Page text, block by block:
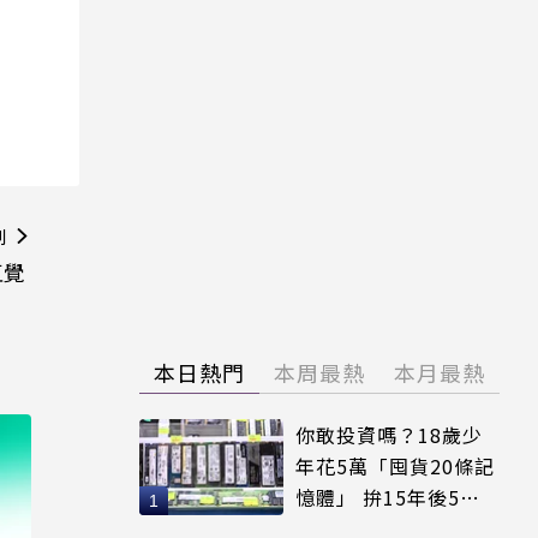
本日熱門 本周最熱 本月最熱
你敢投資嗎？18歲少
年花5萬「囤貨20條記
憶體」 拚15年後5倍